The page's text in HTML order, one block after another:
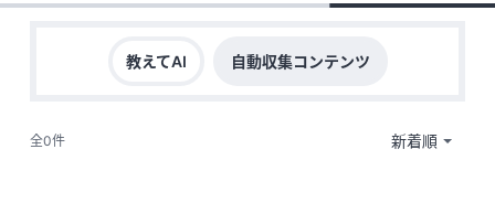
教えてAI 自動収集コンテンツ
全0件